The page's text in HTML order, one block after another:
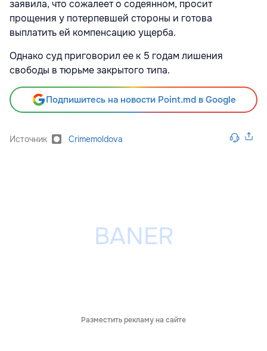
заявила, что сожалеет о содеянном, просит
прощения у потерпевшей стороны и готова
выплатить ей компенсацию ущерба.
Однако суд приговорил ее к 5 годам лишения
свободы в тюрьме закрытого типа.
Подпишитесь на новости Point.md в Google
Источник Crimemoldova
Разместить рекламу на сайте